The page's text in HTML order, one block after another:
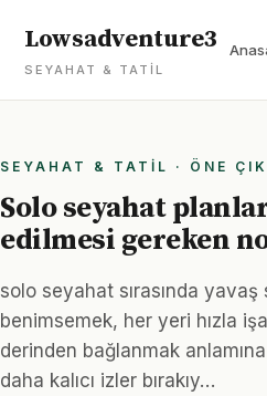
Lowsadventure3
SEYAHAT & TATIL
SEYAHAT & TATIL · ÖNE
Solo seyahat
edilmesi gereken
solo seyahat sırasında yavaş
benimsemek, her yeri hızla
derinden bağlanmak
daha kalıcı izler bırakıy…